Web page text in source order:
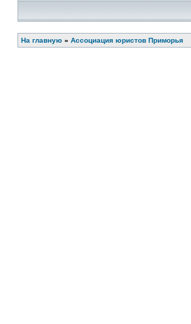
На главную » Ассоциация юристов Приморья